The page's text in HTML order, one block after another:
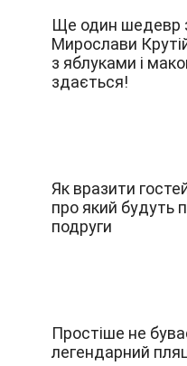
Ще один шедевр
Мирослави
з яблуками і
здається!
Як вразити
про який будуть
подруги
Простіше не
легендарний